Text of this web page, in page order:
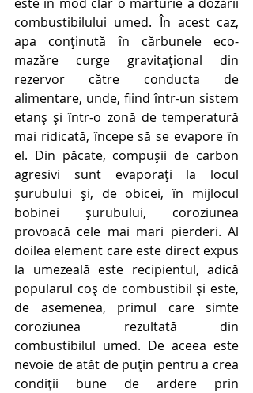
combustibilului umed. În acest caz,
apa conținută în cărbunele eco-
mazăre curge gravitațional din
rezervor către conducta de
alimentare, unde, fiind într-un sistem
etanș și într-o zonă de temperatură
mai ridicată, începe să se evapore în
el. Din păcate, compușii de carbon
agresivi sunt evaporați la locul
șurubului și, de obicei, în mijlocul
bobinei șurubului, coroziunea
provoacă cele mai mari pierderi. Al
doilea element care este direct expus
la umezeală este recipientul, adică
popularul coș de combustibil și este,
de asemenea, primul care simte
coroziunea rezultată din
combustibilul umed. De aceea este
nevoie de atât de puțin pentru a crea
condiții bune de ardere prin